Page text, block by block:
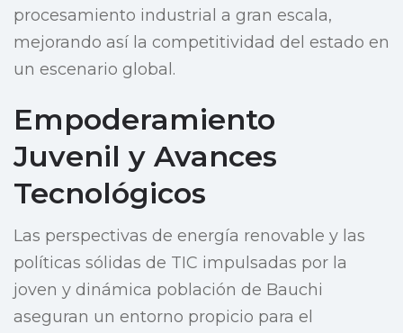
procesamiento industrial a gran escala,
mejorando así la competitividad del estado en
un escenario global.
Empoderamiento
Juvenil y Avances
Tecnológicos
Las perspectivas de energía renovable y las
políticas sólidas de TIC impulsadas por la
joven y dinámica población de Bauchi
aseguran un entorno propicio para el